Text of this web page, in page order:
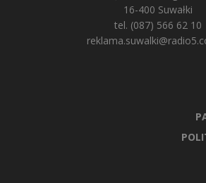
16-400 Suwałki
tel. (087) 566 62 10